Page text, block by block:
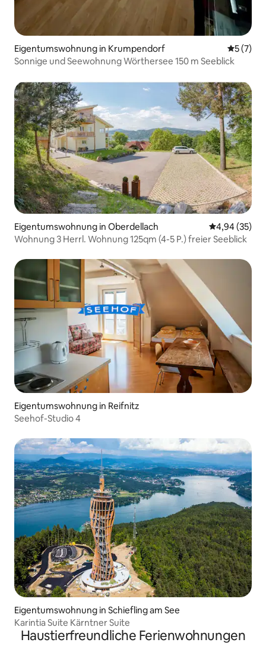
Eigentumswohnung in Krumpendorf
5 (7)
Sonnige und Seewohnung Wörthersee 150 m Seeblick
Eigentumswohnung in Oberdellach
4,94 (35)
Wohnung 3 Herrl. Wohnung 125qm (4-5 P.) freier Seeblick
Eigentumswohnung in Reifnitz
Seehof-Studio 4
Eigentumswohnung in Schiefling am See
Karintia Suite Kärntner Suite
Haustierfreundliche Ferienwohnungen